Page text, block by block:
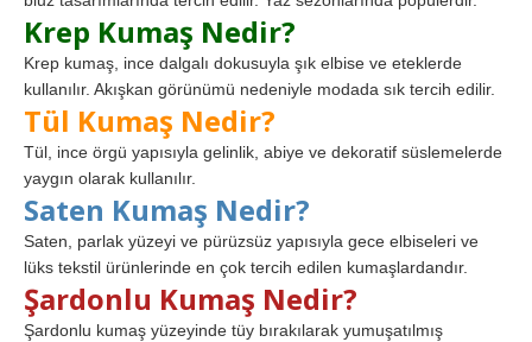
Krep Kumaş Nedir?
Krep kumaş, ince dalgalı dokusuyla şık elbise ve eteklerde
kullanılır. Akışkan görünümü nedeniyle modada sık tercih edilir.
Tül Kumaş Nedir?
Tül, ince örgü yapısıyla gelinlik, abiye ve dekoratif süslemelerde
yaygın olarak kullanılır.
Saten Kumaş Nedir?
Saten, parlak yüzeyi ve pürüzsüz yapısıyla gece elbiseleri ve
lüks tekstil ürünlerinde en çok tercih edilen kumaşlardandır.
Şardonlu Kumaş Nedir?
Şardonlu kumaş yüzeyinde tüy bırakılarak yumuşatılmış